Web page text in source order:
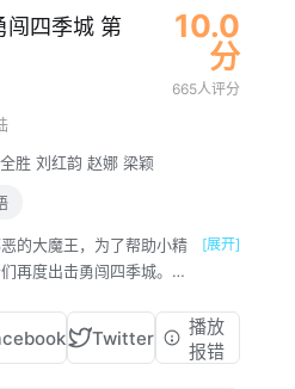
闯四季城 第
10.0
分
665人评分
胜 刘红韵 赵娜 梁颖
大魔王，为了帮助小精
再度出击勇闯四季城。不
捣乱，让整个旅途笑料百
阶“勇者”能力，同时寻找
[展开]
Twitter
播放
报错